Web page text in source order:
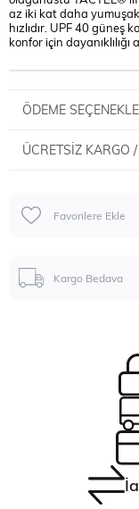
az iki kat daha
hızlıdır. UPF 40 güneş
konfor için dayanıklılığı
ÖDEME
ÜCRETSIZ KARGO
Favorilere Ekle
Kargo Bedava